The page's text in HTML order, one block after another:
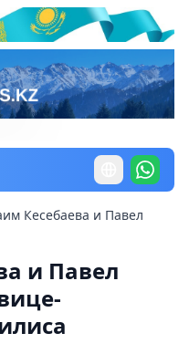
Кесебаева и Павел
и Павел